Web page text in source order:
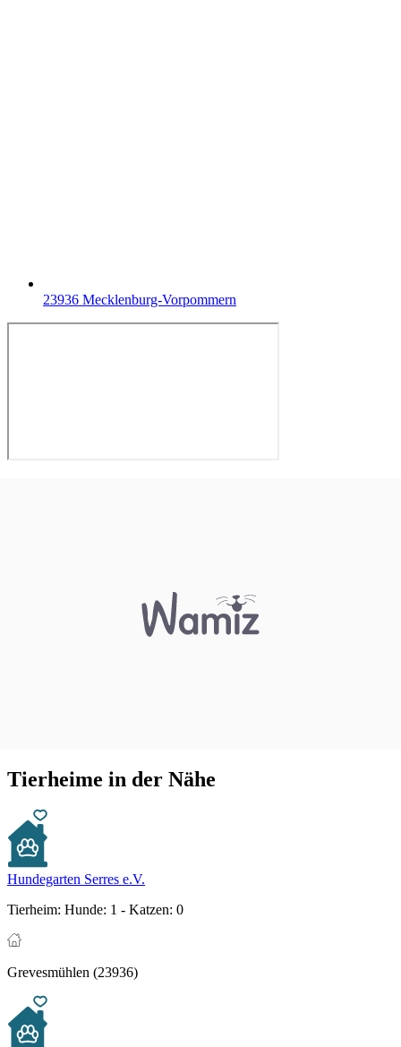
23936 Mecklenburg-Vorpommern
Tierheime in der Nähe
Hundegarten Serres e.V.
Tierheim: Hunde: 1 - Katzen: 0
Grevesmühlen (23936)